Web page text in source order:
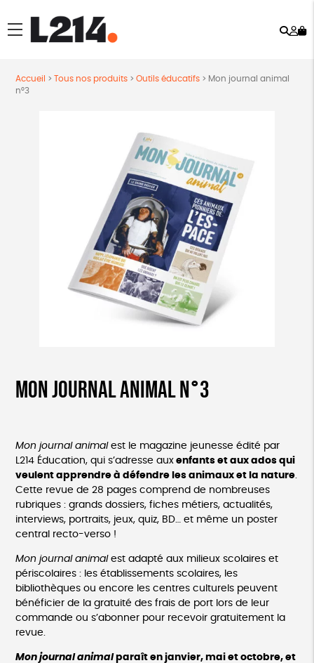
menu
Accueil > Tous nos produits> Outils éducatifs> Mon journal animal
n°3
Mon journal animal n°3
Mon journal animalest le magazine jeunesse édité par
L214 Éducation, qui s’adresse auxenfants et aux ados qui
veulent apprendre à défendre les animaux et la nature.
Cette revue de 28 pages comprend de nombreuses
rubriques : grands dossiers, fiches métiers, actualités,
interviews, portraits, jeux, quiz, BD… et même un poster
central recto-verso !
Mon journal animal est adapté aux milieux scolaires et
périscolaires : les établissements scolaires, les
bibliothèques ou encore les centres culturels peuvent
bénéficier de la gratuité des frais de port lors de leur
commande ou s’abonner pour recevoir gratuitement la
revue.
Mon journal animal paraît en janvier, mai et octobre, et